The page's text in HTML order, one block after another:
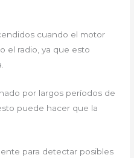
cuando el motor
el radio, ya que esto
por largos períodos de
puede hacer que la
para detectar posibles